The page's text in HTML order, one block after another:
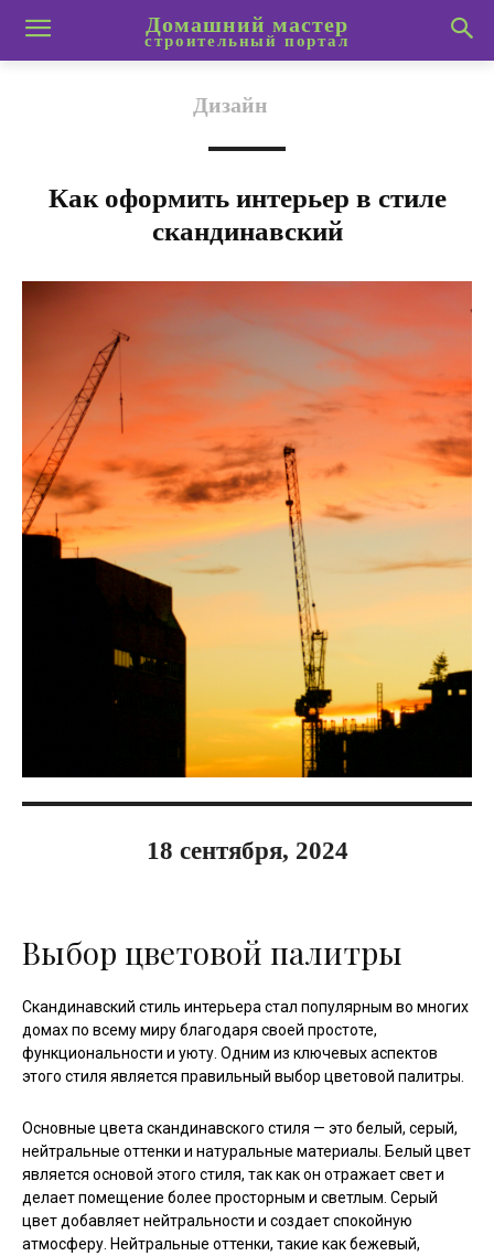
Домашний мастер
строительный портал
Дизайн
Как оформить интерьер в стиле
скандинавский
18 сентября, 2024
Выбор цветовой палитры
Скандинавский стиль интерьера стал популярным во многих
домах по всему миру благодаря своей простоте,
функциональности и уюту. Одним из ключевых аспектов
этого стиля является правильный выбор цветовой палитры.
Основные цвета скандинавского стиля — это белый, серый,
нейтральные оттенки и натуральные материалы. Белый цвет
является основой этого стиля, так как он отражает свет и
делает помещение более просторным и светлым. Серый
цвет добавляет нейтральности и создает спокойную
атмосферу. Нейтральные оттенки, такие как бежевый,